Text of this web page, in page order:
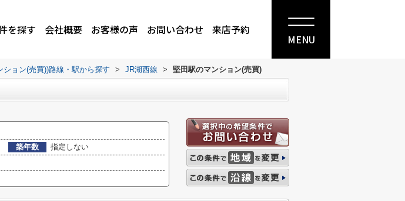
を探す 会社概要 お客様の声 お問い合わせ 来店予約
MENU
ション(売買))路線・駅から探す > JR湖西線 > 堅田駅のマンション(売買)
築年数
指定しない